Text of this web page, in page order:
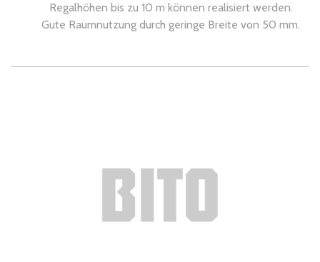
Regalhöhen bis zu 10 m können realisiert werden.
Gute Raumnutzung durch geringe Breite von 50 mm.